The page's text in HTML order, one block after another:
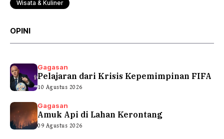
Wisata & Kuliner
OPINI
Gagasan
Pelajaran dari Krisis Kepemimpinan FIFA
10 Agustus 2026
Gagasan
Amuk Api di Lahan Kerontang
09 Agustus 2026